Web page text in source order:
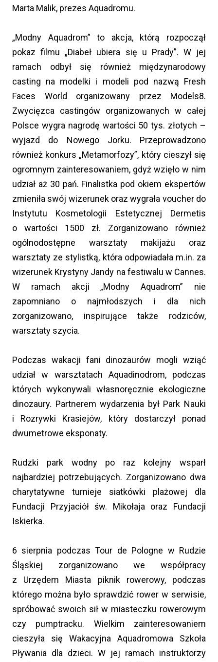
Marta Malik, prezes Aquadromu.
„Modny Aquadrom” to akcja, którą rozpoczął
pokaz filmu „Diabeł ubiera się u Prady”. W jej
ramach odbył się również międzynarodowy
casting na modelki i modeli pod nazwą Fresh
Faces World organizowany przez Models8.
Zwycięzca castingów organizowanych w całej
Polsce wygra nagrodę wartości 50 tys. złotych –
wyjazd do Nowego Jorku. Przeprowadzono
również konkurs „Metamorfozy”, który cieszył się
ogromnym zainteresowaniem, gdyż wzięło w nim
udział aż 30 pań. Finalistka pod okiem ekspertów
zmieniła swój wizerunek oraz wygrała voucher do
Instytutu Kosmetologii Estetycznej Dermetis
o wartości 1500 zł. Zorganizowano również
ogólnodostępne warsztaty makijażu oraz
warsztaty ze stylistką, która odpowiadała m.in. za
wizerunek Krystyny Jandy na festiwalu w Cannes.
W ramach akcji „Modny Aquadrom” nie
zapomniano o najmłodszych i dla nich
zorganizowano, inspirujące także rodziców,
warsztaty szycia.
Podczas wakacji fani dinozaurów mogli wziąć
udział w warsztatach Aquadinodrom, podczas
których wykonywali własnoręcznie ekologiczne
dinozaury. Partnerem wydarzenia był Park Nauki
i Rozrywki Krasiejów, który dostarczył ponad
dwumetrowe eksponaty.
Rudzki park wodny po raz kolejny wsparł
najbardziej potrzebujących. Zorganizowano dwa
charytatywne turnieje siatkówki plażowej dla
Fundacji Przyjaciół św. Mikołaja oraz Fundacji
Iskierka.
6 sierpnia podczas Tour de Pologne w Rudzie
Śląskiej zorganizowano we współpracy
z Urzędem Miasta piknik rowerowy, podczas
którego można było sprawdzić rower w serwisie,
spróbować swoich sił w miasteczku rowerowym
czy pumptracku. Wielkim zainteresowaniem
cieszyła się Wakacyjna Aquadromowa Szkoła
Pływania dla dzieci. W jej ramach instruktorzy